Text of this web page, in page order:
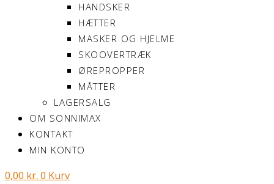
HANDSKER
HÆTTER
MASKER OG HJELME
SKOOVERTRÆK
ØREPROPPER
MÅTTER
LAGERSALG
OM SONNIMAX
KONTAKT
MIN KONTO
0,00 kr. 0 Kurv